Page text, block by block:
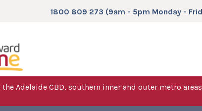
1800 809 273 (9am - 5pm Monday -
Adelaide CBD, southern inner and outer metro